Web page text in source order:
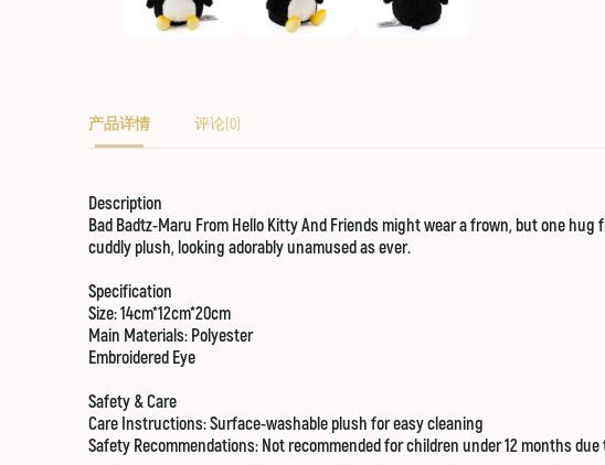
产品详情 评论(0)
Description
Bad Badtz-Maru From Hello Kitty And Friends might wear a frown, but one
cuddly plush, looking adorably unamused as ever.
Specification
Size:14cm*12cm*20cm
Main Materials: Polyester
Embroidered Eye
Safety & Care
Care Instructions:Surface-washable plush for easy cleaning
Safety Recommendations: Not recommended for children under 12 months